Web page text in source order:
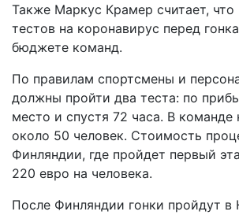
Также Маркус Крамер считает, что
тестов на коронавирус перед
бюджете команд.
По правилам спортсмены и
должны пройти два теста: по
место и спустя 72 часа. В команде
около 50 человек. Стоимость
Финляндии, где пройдет первый
220 евро на человека.
После Финляндии гонки пройдут в